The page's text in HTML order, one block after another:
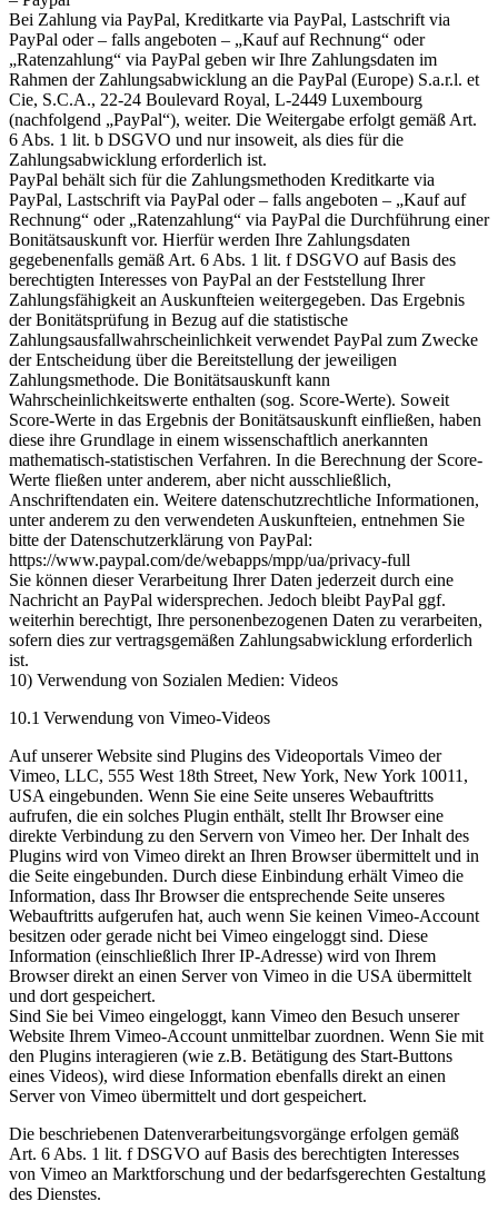
Bei Zahlung via PayPal, Kreditkarte via PayPal, Lastschrift via
PayPal oder – falls angeboten – „Kauf auf Rechnung“ oder
„Ratenzahlung“ via PayPal geben wir Ihre Zahlungsdaten im
Rahmen der Zahlungsabwicklung an die PayPal (Europe) S.a.r.l. et
Cie, S.C.A., 22-24 Boulevard Royal, L-2449 Luxembourg
(nachfolgend „PayPal“), weiter. Die Weitergabe erfolgt gemäß Art.
6 Abs. 1 lit. b DSGVO und nur insoweit, als dies für die
Zahlungsabwicklung erforderlich ist.
PayPal behält sich für die Zahlungsmethoden Kreditkarte via
PayPal, Lastschrift via PayPal oder – falls angeboten – „Kauf auf
Rechnung“ oder „Ratenzahlung“ via PayPal die Durchführung einer
Bonitätsauskunft vor. Hierfür werden Ihre Zahlungsdaten
gegebenenfalls gemäß Art. 6 Abs. 1 lit. f DSGVO auf Basis des
berechtigten Interesses von PayPal an der Feststellung Ihrer
Zahlungsfähigkeit an Auskunfteien weitergegeben. Das Ergebnis
der Bonitätsprüfung in Bezug auf die statistische
Zahlungsausfallwahrscheinlichkeit verwendet PayPal zum Zwecke
der Entscheidung über die Bereitstellung der jeweiligen
Zahlungsmethode. Die Bonitätsauskunft kann
Wahrscheinlichkeitswerte enthalten (sog. Score-Werte). Soweit
Score-Werte in das Ergebnis der Bonitätsauskunft einfließen, haben
diese ihre Grundlage in einem wissenschaftlich anerkannten
mathematisch-statistischen Verfahren. In die Berechnung der Score-
Werte fließen unter anderem, aber nicht ausschließlich,
Anschriftendaten ein. Weitere datenschutzrechtliche Informationen,
unter anderem zu den verwendeten Auskunfteien, entnehmen Sie
bitte der Datenschutzerklärung von PayPal:
https://www.paypal.com/de/webapps/mpp/ua/privacy-full
Sie können dieser Verarbeitung Ihrer Daten jederzeit durch eine
Nachricht an PayPal widersprechen. Jedoch bleibt PayPal ggf.
weiterhin berechtigt, Ihre personenbezogenen Daten zu verarbeiten,
sofern dies zur vertragsgemäßen Zahlungsabwicklung erforderlich
ist.
10) Verwendung von Sozialen Medien: Videos
10.1 Verwendung von Vimeo-Videos
Auf unserer Website sind Plugins des Videoportals Vimeo der
Vimeo, LLC, 555 West 18th Street, New York, New York 10011,
USA eingebunden. Wenn Sie eine Seite unseres Webauftritts
aufrufen, die ein solches Plugin enthält, stellt Ihr Browser eine
direkte Verbindung zu den Servern von Vimeo her. Der Inhalt des
Plugins wird von Vimeo direkt an Ihren Browser übermittelt und in
die Seite eingebunden. Durch diese Einbindung erhält Vimeo die
Information, dass Ihr Browser die entsprechende Seite unseres
Webauftritts aufgerufen hat, auch wenn Sie keinen Vimeo-Account
besitzen oder gerade nicht bei Vimeo eingeloggt sind. Diese
Information (einschließlich Ihrer IP-Adresse) wird von Ihrem
Browser direkt an einen Server von Vimeo in die USA übermittelt
und dort gespeichert.
Sind Sie bei Vimeo eingeloggt, kann Vimeo den Besuch unserer
Website Ihrem Vimeo-Account unmittelbar zuordnen. Wenn Sie mit
den Plugins interagieren (wie z.B. Betätigung des Start-Buttons
eines Videos), wird diese Information ebenfalls direkt an einen
Server von Vimeo übermittelt und dort gespeichert.
Die beschriebenen Datenverarbeitungsvorgänge erfolgen gemäß
Art. 6 Abs. 1 lit. f DSGVO auf Basis des berechtigten Interesses
von Vimeo an Marktforschung und der bedarfsgerechten Gestaltung
des Dienstes.